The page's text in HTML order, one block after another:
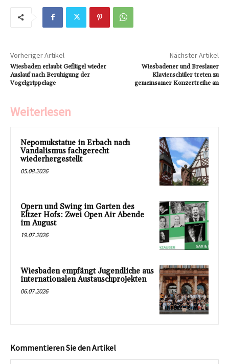
Vorheriger Artikel
Wiesbaden erlaubt Geflügel wieder
Auslauf nach Beruhigung der
Vogelgrippelage
Nächster Artikel
Wiesbadener und Breslauer
Klavierschüler treten zu
gemeinsamer Konzertreihe an
Weiterlesen
Nepomukstatue in Erbach nach
Vandalismus fachgerecht
wiederhergestellt
05.08.2026
Opern und Swing im Garten des
Eltzer Hofs: Zwei Open Air Abende
im August
19.07.2026
Wiesbaden empfängt Jugendliche aus
internationalen Austauschprojekten
06.07.2026
Kommentieren Sie den Artikel